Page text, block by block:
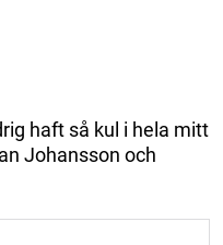
haft så kul i hela mitt
Johansson och